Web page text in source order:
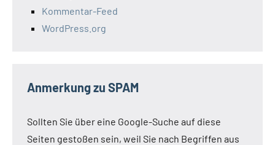
Kommentar-Feed
WordPress.org
Anmerkung zu SPAM
Sollten Sie über eine Google-Suche auf diese
Seiten gestoßen sein, weil Sie nach Begriffen aus